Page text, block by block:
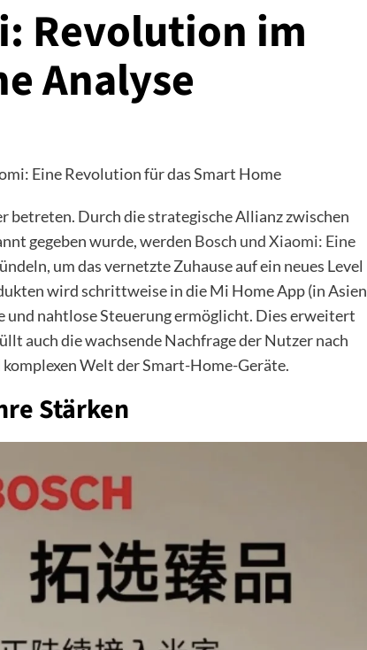
Revolution im
Analyse
Eine Revolution für das Smart Home
betreten. Durch die strategische Allianz zwischen
gegeben wurde, werden Bosch und Xiaomi: Eine
um das vernetzte Zuhause auf ein neues Level
wird schrittweise in die Mi Home App (in Asien
nahtlose Steuerung ermöglicht. Dies erweitert
auch die wachsende Nachfrage der Nutzer nach
Welt der Smart-Home-Geräte.
Stärken